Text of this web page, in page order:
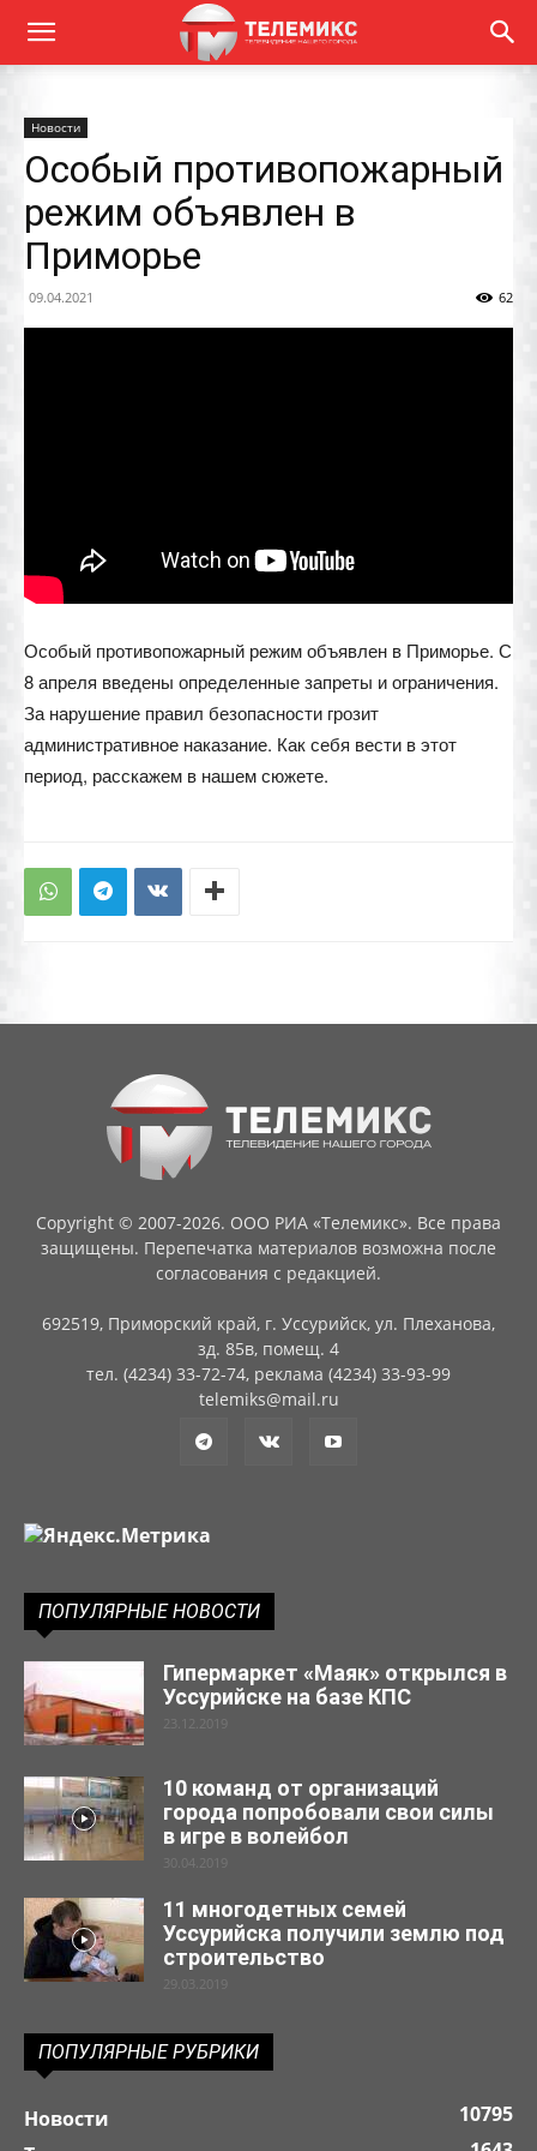
Новости
Особый противопожарный
режим объявлен в
Приморье
09.04.2021 62
Особый противопожарный режим объявлен в Приморье. С
8 апреля введены определенные запреты и ограничения.
За нарушение правил безопасности грозит
административное наказание. Как себя вести в этот
период, расскажем в нашем сюжете.
Copyright © 2007-2026. ООО РИА «Телемикс». Все права
защищены. Перепечатка материалов возможна после
согласования с редакцией.
692519, Приморский край, г. Уссурийск, ул. Плеханова,
зд. 85в, помещ. 4
тел. (4234) 33-72-74, реклама (4234) 33-93-99
telemiks@mail.ru
ПОПУЛЯРНЫЕ НОВОСТИ
Гипермаркет «Маяк» открылся в
Уссурийске на базе КПС
23.12.2019
10 команд от организаций
города попробовали свои силы
в игре в волейбол
30.04.2019
11 многодетных семей
Уссурийска получили землю под
строительство
29.03.2019
ПОПУЛЯРНЫЕ РУБРИКИ
Новости
10795